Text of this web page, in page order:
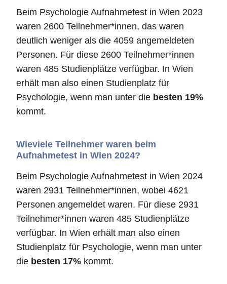
Beim Psychologie Aufnahmetest in Wien 2023
waren 2600 Teilnehmer*innen, das waren
deutlich weniger als die 4059 angemeldeten
Personen. Für diese 2600 Teilnehmer*innen
waren 485 Studienplätze verfügbar. In Wien
erhält man also einen Studienplatz für
Psychologie, wenn man unter die besten 19%
kommt.
Wieviele Teilnehmer waren beim
Aufnahmetest in Wien 2024?
Beim Psychologie Aufnahmetest in Wien 2024
waren 2931 Teilnehmer*innen, wobei 4621
Personen angemeldet waren. Für diese 2931
Teilnehmer*innen waren 485 Studienplätze
verfügbar. In Wien erhält man also einen
Studienplatz für Psychologie, wenn man unter
die besten 17% kommt.